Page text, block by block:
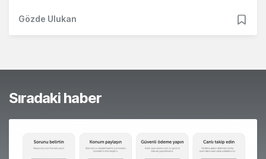
Gözde Ulukan
Sıradaki haber